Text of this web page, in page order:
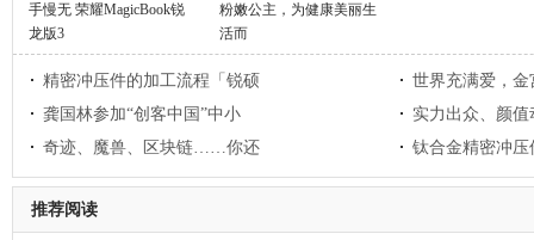
手慢无 荣耀MagicBook锐
龙版3
粉嫩公主，为健康美丽生
活而
精密冲压件的加工流程「锐硕
世界充满爱，金
龚国林参加“创客中国”中小
实力出众、颜
奇迹、魔兽、区块链……你还
钛合金精密冲
推荐阅读